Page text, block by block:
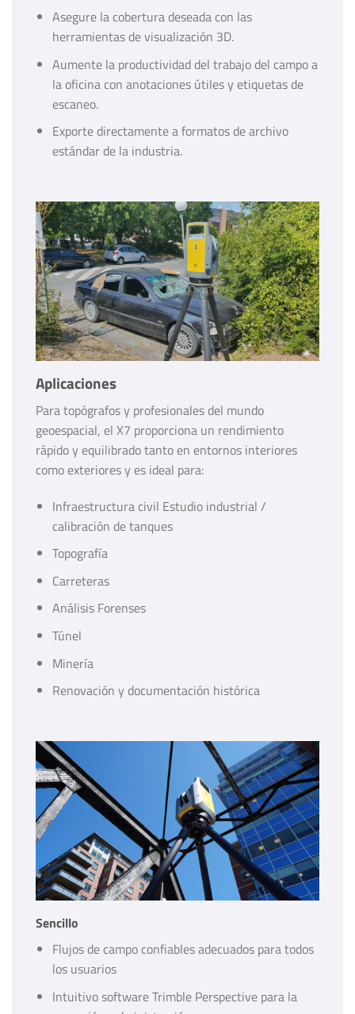
Asegure la cobertura deseada con las
herramientas de visualización 3D.
Aumente la productividad del trabajo del campo a
la oficina con anotaciones útiles y etiquetas de
escaneo.
Exporte directamente a formatos de archivo
estándar de la industria.
Aplicaciones
Para topógrafos y profesionales del mundo
geoespacial, el X7 proporciona un rendimiento
rápido y equilibrado tanto en entornos interiores
como exteriores y es ideal para:
Infraestructura civil Estudio industrial /
calibración de tanques
Topografía
Carreteras
Análisis Forenses
Túnel
Minería
Renovación y documentación histórica
Sencillo
Flujos de campo confiables adecuados para todos
los usuarios
Intuitivo software Trimble Perspective para la